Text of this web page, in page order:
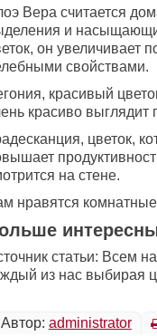
Вера считается
и
он увеличивает
свойствами.
красивый
красиво
цветок,
на стене.
нравятся
статьи: Всем
из нас выбирая
Автор: administrator